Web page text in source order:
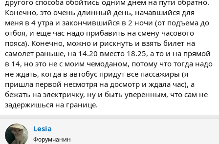
другого способа обойтись одним днем на пути обратно.
Конечно, это очень длинный день, начавшийся для
меня в 4 утра и закончившийся в 2 ночи (от подъема до
отбоя, и еще час надо прибавить на смену часового
пояса). Конечно, можно и рискнуть и взять билет на
самолет раньше, на 14.20 вместо 18.25, а то и на прямой
в 14, но это не с моим чемоданом, потому что тогда надо
не ждать, когда в автобус придут все пассажиры (я
пришла первой несмотря на досмотр и ждала час), а
бежать на электричку, ну и быть уверенным, что сам не
задержишься на границе.
Lesia
Форумчанин